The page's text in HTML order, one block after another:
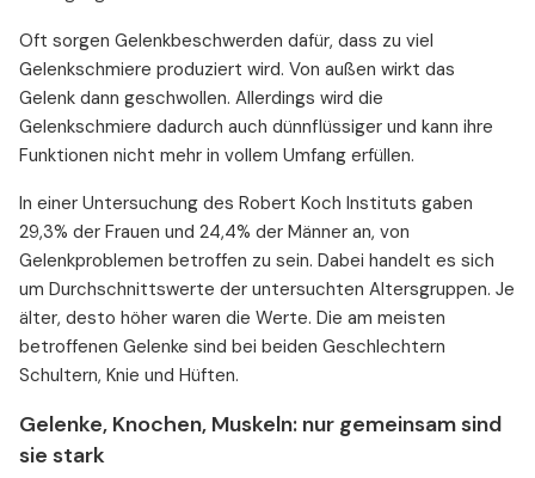
Oft sorgen Gelenkbeschwerden dafür, dass zu viel
Gelenkschmiere produziert wird. Von außen wirkt das
Gelenk dann geschwollen. Allerdings wird die
Gelenkschmiere dadurch auch dünnflüssiger und kann ihre
Funktionen nicht mehr in vollem Umfang erfüllen.
In einer Untersuchung des Robert Koch Instituts gaben
29,3% der Frauen und 24,4% der Männer an, von
Gelenkproblemen betroffen zu sein. Dabei handelt es sich
um Durchschnittswerte der untersuchten Altersgruppen. Je
älter, desto höher waren die Werte. Die am meisten
betroffenen Gelenke sind bei beiden Geschlechtern
Schultern, Knie und Hüften.
Gelenke, Knochen, Muskeln: nur gemeinsam sind
sie stark